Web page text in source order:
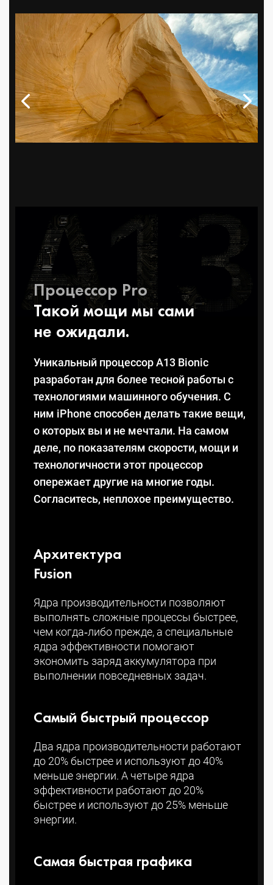
Процессор Pro
Такой мощи мы сами
не ожидали.
Уникальный процессор A13 Bionic
разработан для более тесной работы с
технологиями машинного обучения. С
ним iPhone способен делать такие вещи,
о которых вы и не мечтали. На самом
деле, по показателям скорости, мощи и
технологичности этот процессор
опережает другие на многие годы.
Согласитесь, неплохое преимущество.
Архитектура
Fusion
Ядра производитель­ности позволяют
выполнять сложные процессы быстрее,
чем когда‑либо прежде, а специальные
ядра эффективности помогают
экономить заряд аккумулятора при
выполнении повседневных задач.
Самый быстрый процессор
Два ядра производитель­ности работают
до 20% быстрее и используют до 40%
меньше энергии. А четыре ядра
эффективности работают до 20%
быстрее и используют до 25% меньше
энергии.
Самая быстрая графика